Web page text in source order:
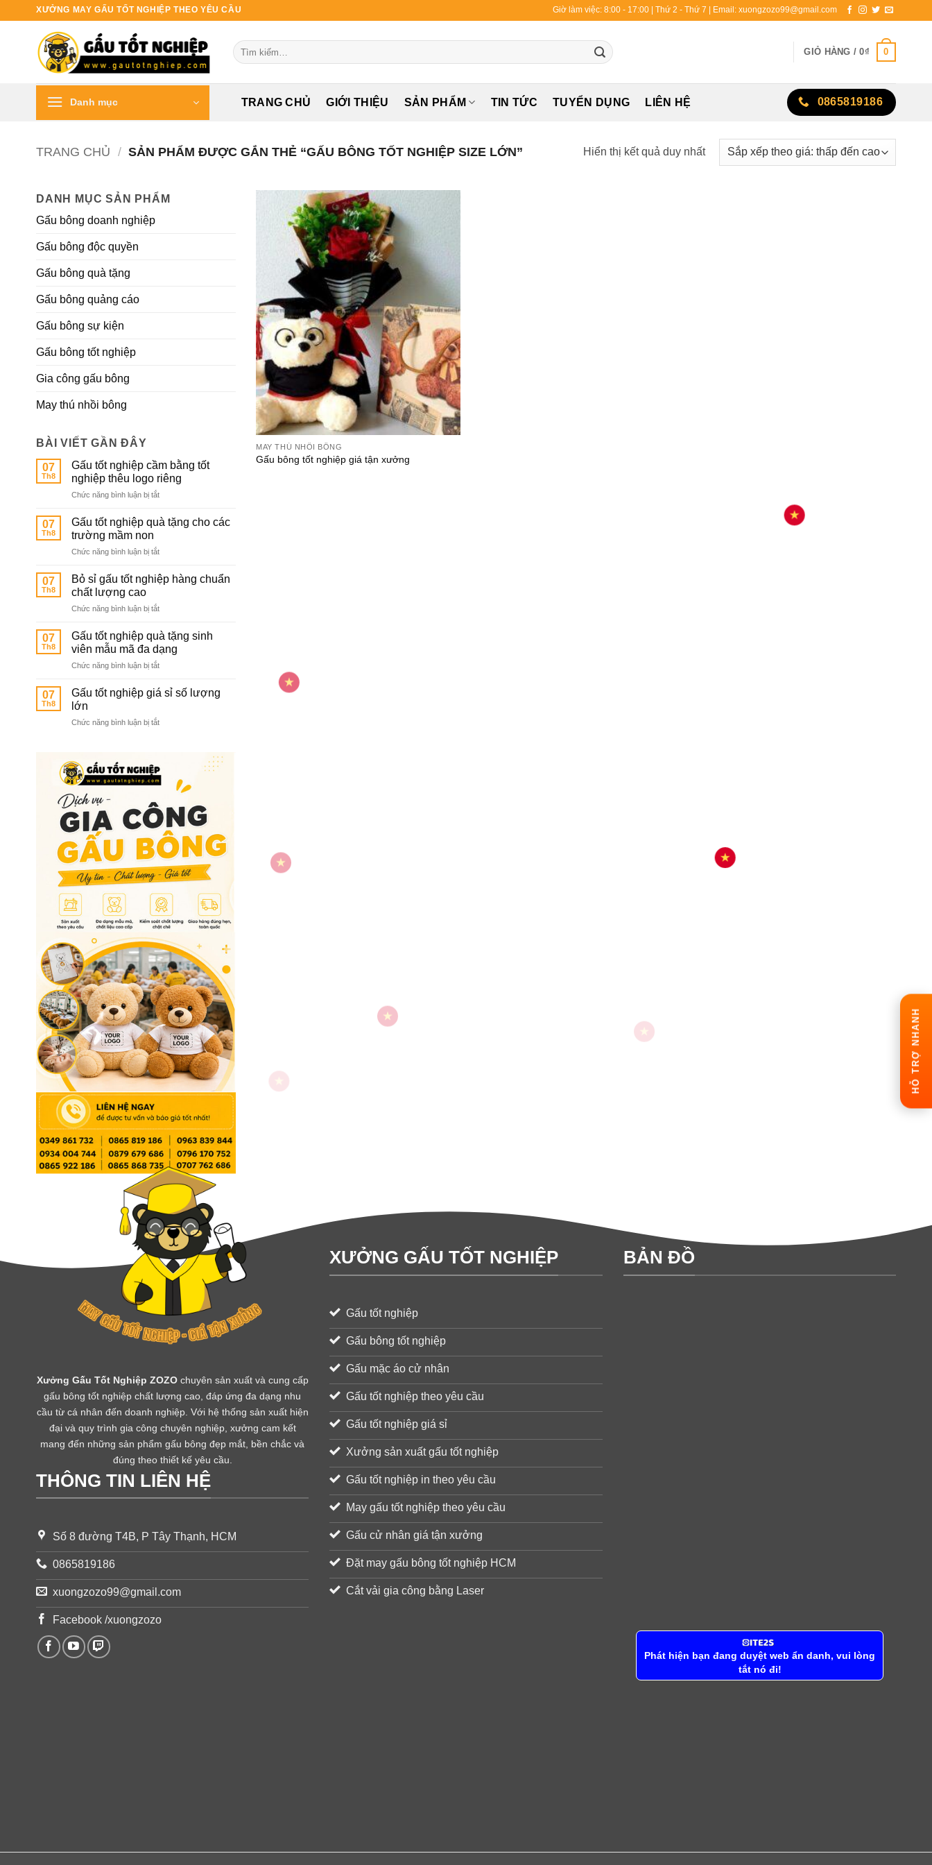
HỖ TRỢ NHANH
XƯỞNG MAY GẤU TỐT NGHIỆP THEO YÊU CẦU Giờ làm việc: 8:00 - 17:00 | Thứ 2 - Thứ 7 | Email: xuongzozo99@gmail.com
Tìm
kiếm:
GIỎ HÀNG /0₫ 0
Danh mục TRANG CHỦ GIỚI THIỆU SẢN PHẨM TIN TỨC TUYỂN DỤNG LIÊN HỆ 0865819186
TRANG CHỦ / SẢN PHẨM ĐƯỢC GẮN THẺ “GẤU BÔNG TỐT NGHIỆP SIZE LỚN” Hiển thị kết quả duy nhất
DANH MỤC SẢN PHẨM
Gấu bông doanh nghiệp
Gấu bông độc quyền
Gấu bông quà tặng
Gấu bông quảng cáo
Gấu bông sự kiện
Gấu bông tốt nghiệp
Gia công gấu bông
May thú nhồi bông
BÀI VIẾT GẦN ĐÂY
07
Th8
Gấu tốt nghiệp cầm bằng tốt
nghiệp thêu logo riêng
Chức năng bình luận bị tắtở
tốt
nghiệp
bằng
nghiệp
riêng
07
Th8
Gấu tốt nghiệp quà tặng cho các
trường mầm non
Chức năng bình luận bị tắtở
tốt
nghiệp
tặng
các
trường
mầm
non
07
Th8
Bỏ sỉ gấu tốt nghiệp hàng chuẩn
chất lượng cao
Chức năng bình luận bị tắtở
sỉ
tốt
nghiệp
chuẩn
cao
07
Th8
Gấu tốt nghiệp quà tặng sinh
viên mẫu mã đa dạng
Chức năng bình luận bị tắtở
tốt
tặng
mã
đa
07
Th8
Gấu tốt nghiệp giá sỉ số lượng
lớn
Chức năng bình luận bị tắtở
giá
sỉ
lớn
MAY THÚ NHỒI BÔNG
Gấu bông tốt nghiệp giá tận xưởng
Xưởng Gấu Tốt Nghiệp ZOZOchuyên sản xuất và cung cấp
gấu bông tốt nghiệp chất lượng cao, đáp ứng đa dạng nhu
cầu từ cá nhân đến doanh nghiệp. Với hệ thống sản xuất hiện
đại và quy trình gia công chuyên nghiệp, xưởng cam kết
mang đến những sản phẩm gấu bông đẹp mắt, bền chắc và
đúng theo thiết kế yêu cầu.
THÔNG TIN LIÊN HỆ
Số 8 đường T4B, P Tây Thạnh, HCM
0865819186
xuongzozo99@gmail.com
Facebook /xuongzozo
XƯỞNG GẤU TỐT NGHIỆP
Gấu tốt nghiệp
Gấu bông tốt nghiệp
Gấu mặc áo cử nhân
Gấu tốt nghiệp theo yêu cầu
Gấu tốt nghiệp giá sỉ
Xưởng sản xuất gấu tốt nghiệp
Gấu tốt nghiệp in theo yêu cầu
May gấu tốt nghiệp theo yêu cầu
Gấu cử nhân giá tận xưởng
Đặt may gấu bông tốt nghiệp HCM
Cắt vải gia công bằng Laser
BẢN ĐỒ